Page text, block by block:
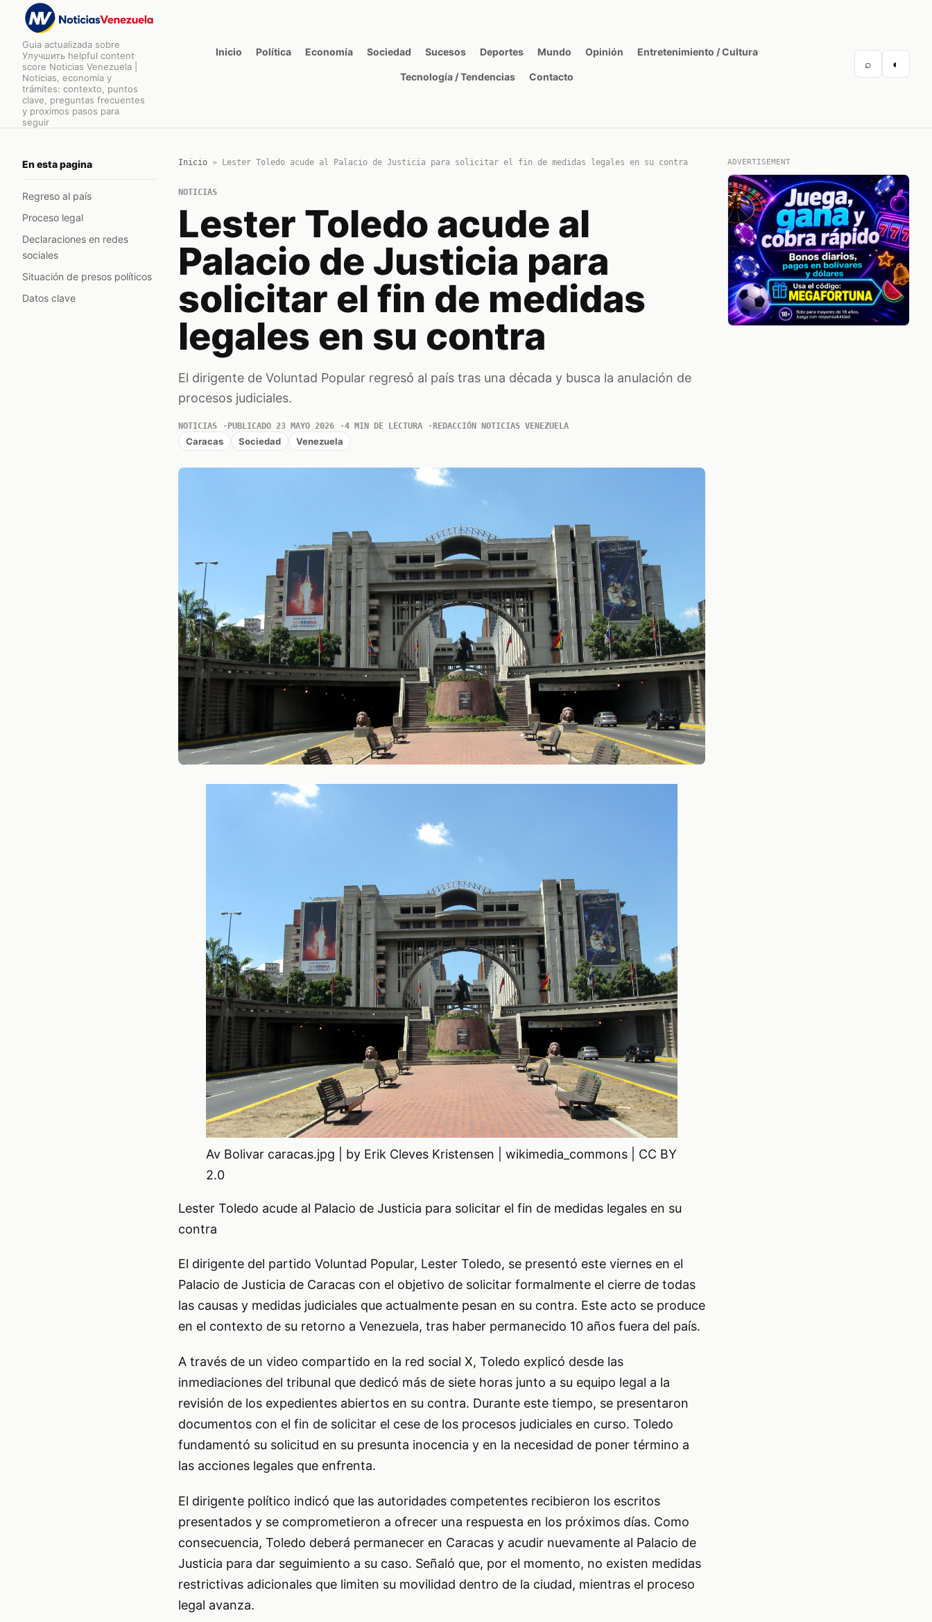
Guia actualizada sobre
Улучшить helpful content
score Noticias Venezuela |
Noticias, economía y
trámites: contexto, puntos
clave, preguntas frecuentes
y proximos pasos para
seguir
Inicio Política Economía Sociedad Sucesos Deportes Mundo Opinión Entretenimiento / Cultura
Tecnología / Tendencias Contacto
⌕ ◐
En esta pagina
Regreso al país
Proceso legal
Declaraciones en redes
sociales
Situación de presos políticos
Datos clave
Inicio» Lester Toledo acude al Palacio de Justicia para solicitar el fin de medidas legales en su contra
NOTICIAS
Lester Toledo acude al
Palacio de Justicia para
solicitar el fin de medidas
legales en su contra
El dirigente de Voluntad Popular regresó al país tras una década y busca la anulación de
procesos judiciales.
NOTICIAS PUBLICADO 23 MAYO 2026 4 MIN DE LECTURA REDACCIÓN NOTICIAS VENEZUELA
Caracas Sociedad Venezuela
Av Bolivar caracas.jpg | by Erik Cleves Kristensen | wikimedia_commons | CC BY
2.0
Lester Toledo acude al Palacio de Justicia para solicitar el fin de medidas legales en su
contra
El dirigente del partido Voluntad Popular, Lester Toledo, se presentó este viernes en el
Palacio de Justicia de Caracas con el objetivo de solicitar formalmente el cierre de todas
las causas y medidas judiciales que actualmente pesan en su contra. Este acto se produce
en el contexto de su retorno a Venezuela, tras haber permanecido 10 años fuera del país.
A través de un video compartido en la red social X, Toledo explicó desde las
inmediaciones del tribunal que dedicó más de siete horas junto a su equipo legal a la
revisión de los expedientes abiertos en su contra. Durante este tiempo, se presentaron
documentos con el fin de solicitar el cese de los procesos judiciales en curso. Toledo
fundamentó su solicitud en su presunta inocencia y en la necesidad de poner término a
las acciones legales que enfrenta.
El dirigente político indicó que las autoridades competentes recibieron los escritos
presentados y se comprometieron a ofrecer una respuesta en los próximos días. Como
consecuencia, Toledo deberá permanecer en Caracas y acudir nuevamente al Palacio de
Justicia para dar seguimiento a su caso. Señaló que, por el momento, no existen medidas
restrictivas adicionales que limiten su movilidad dentro de la ciudad, mientras el proceso
legal avanza.
ADVERTISEMENT